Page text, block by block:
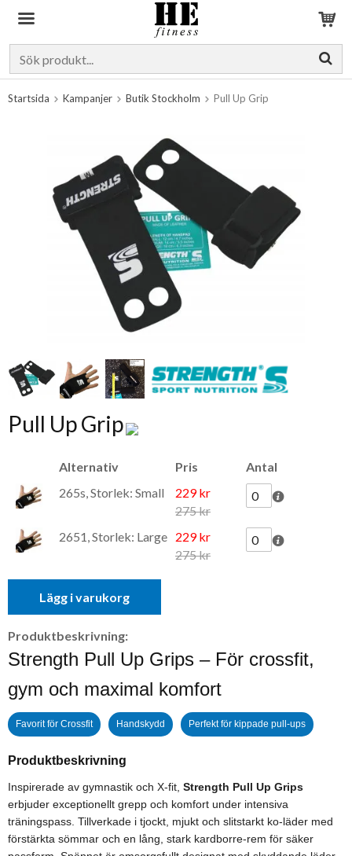
Startsida Kampanjer Butik Stockholm Pull Up Grip
Pull Up Grip
Alternativ Pris
Antal
265s, Storlek: Small
229 kr
275 kr
2651, Storlek: Large 229 kr
275 kr
Lägg i varukorg
Produktbeskrivning:
Strength Pull Up Grips – För crossfit,
gym och maximal komfort
Favorit för Crossfit Handskydd Perfekt för kippade pull-ups
Produktbeskrivning
Inspirerade av gymnastik och X-fit, Strength Pull Up Grips
erbjuder exceptionellt grepp och komfort under intensiva
träningspass. Tillverkade i tjockt, mjukt och slitstarkt ko-läder med
förstärkta sömmar och en lång, stark kardborre-rem för säker